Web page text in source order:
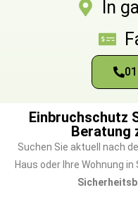
In
Einbruchschutz
Beratung
Suchen Sie aktuell nach
Haus oder Ihre Wohnung